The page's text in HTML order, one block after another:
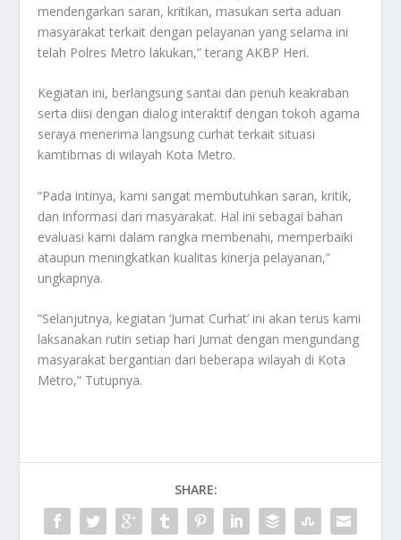
mendengarkan saran, kritikan, masukan serta aduan
masyarakat terkait dengan pelayanan yang selama ini
telah Polres Metro lakukan,” terang AKBP Heri.
Kegiatan ini, berlangsung santai dan penuh keakraban
serta diisi dengan dialog interaktif dengan tokoh agama
seraya menerima langsung curhat terkait situasi
kamtibmas di wilayah Kota Metro.
“Pada intinya, kami sangat membutuhkan saran, kritik,
dan informasi dari masyarakat. Hal ini sebagai bahan
evaluasi kami dalam rangka membenahi, memperbaiki
ataupun meningkatkan kualitas kinerja pelayanan,”
ungkapnya.
“Selanjutnya, kegiatan ‘Jumat Curhat’ ini akan terus kami
laksanakan rutin setiap hari Jumat dengan mengundang
masyarakat bergantian dari beberapa wilayah di Kota
Metro,” Tutupnya.
SHARE: